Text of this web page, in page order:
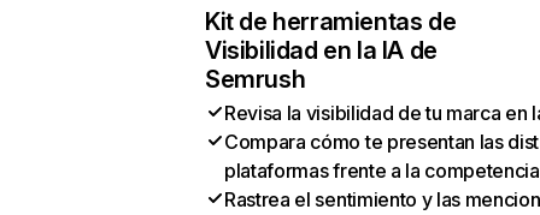
Kit de herramientas de
Visibilidad en la IA de
Semrush
Revisa la visibilidad de tu marca en
Compara cómo te presentan las
plataformas frente a la competencia
Rastrea el sentimiento y las